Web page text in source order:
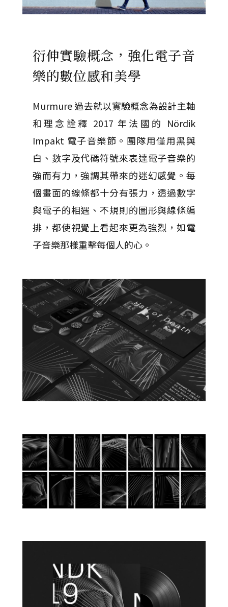
衍伸實驗概念，強化電子音
樂的數位感和美學
Murmure 過去就以實驗概念為設計主軸
和理念詮釋 2017 年法國的 Nördik
Impakt 電子音樂節。團隊用僅用黑與
白、數字及代碼符號來表達電子音樂的
強而有力，強調其帶來的迷幻感覺。每
個畫面的線條都十分有張力，透過數字
與電子的相遇、不規則的圖形與線條編
排，都使視覺上看起來更為強烈，如電
子音樂那樣重擊每個人的心。